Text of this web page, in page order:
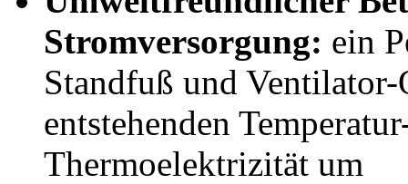
Stromversorgung: ein
Standfuß und
entstehenden
Thermoelektrizität um